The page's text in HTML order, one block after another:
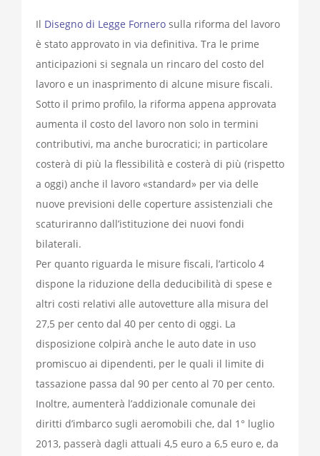
Il Disegno di Legge Fornero sulla riforma del lavoro
è stato approvato in via definitiva. Tra le prime
anticipazioni si segnala un rincaro del costo del
lavoro e un inasprimento di alcune misure fiscali.
Sotto il primo profilo, la riforma appena approvata
aumenta il costo del lavoro non solo in termini
contributivi, ma anche burocratici; in particolare
costerà di più la flessibilità e costerà di più (rispetto
a oggi) anche il lavoro «standard» per via delle
nuove previsioni delle coperture assistenziali che
scaturiranno dall’istituzione dei nuovi fondi
bilaterali.
Per quanto riguarda le misure fiscali, l’articolo 4
dispone la riduzione della deducibilità di spese e
altri costi relativi alle autovetture alla misura del
27,5 per cento dal 40 per cento di oggi. La
disposizione colpirà anche le auto date in uso
promiscuo ai dipendenti, per le quali il limite di
tassazione passa dal 90 per cento al 70 per cento.
Inoltre, aumenterà l’addizionale comunale dei
diritti d’imbarco sugli aeromobili che, dal 1° luglio
2013, passerà dagli attuali 4,5 euro a 6,5 euro e, da